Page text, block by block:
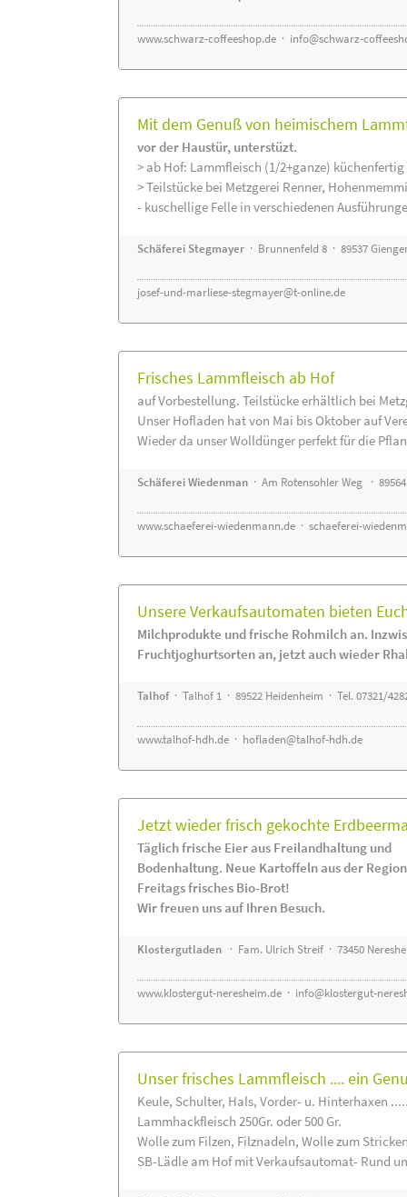
www.schwarz-coffeeshop.de · info@schwarz-
Mit dem Genuß von heimischem
vor der Haustür, unterstüzt.
> ab Hof: Lammfleisch (1/2+ganze)
> Teilstücke bei Metzgerei Renner,
- kuschellige Felle in verschiedenen
Schäferei Stegmayer · Brunnenfeld 8 · 89537
josef-und-marliese-stegmayer@t-online.de
Frisches Lammfleisch ab Hof
auf Vorbestellung. Teilstücke erhältlich bei
Unser Hofladen hat von Mai bis Oktober auf
Wieder da unser Wolldünger perfekt für die
Schäferei Wiedenman · Am Rotensohler Weg ·
www.schaeferei-wiedenmann.de · schaeferei-
Unsere Verkaufsautomaten bieten
Milchprodukte und frische Rohmilch an.
Fruchtjoghurtsorten an, jetzt auch wieder
Talhof· Talhof 1 · 89522 Heidenheim · Tel. 07321/
www.talhof-hdh.de · hofladen@talhof-hdh.de
Jetzt wieder frisch gekochte
Täglich frische Eier aus Freilandhaltung und
Bodenhaltung. Neue Kartoffeln aus der
Freitags frisches Bio-Brot!
Wir freuen uns auf Ihren Besuch.
Klostergutladen · Fam. Ulrich Streif · 73450
www.klostergut-neresheim.de · info@klostergut-
Unser frisches Lammfleisch .... ein
Keule, Schulter, Hals, Vorder- u. Hinterhaxen
Lammhackfleisch 250Gr. oder 500 Gr.
Wolle zum Filzen, Filznadeln, Wolle zum
SB-Lädle am Hof mit Verkaufsautomat- Rund